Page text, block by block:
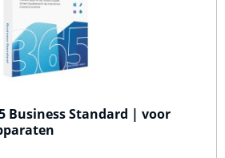
Business Standard | voor